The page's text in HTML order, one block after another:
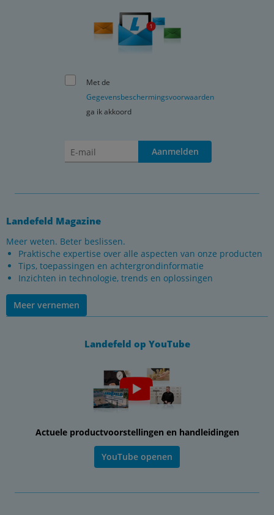
Met de
Gegevensbeschermingsvoorwaarden
ga ik akkoord
Aanmelden
Landefeld Magazine
Meer weten. Beter beslissen.
Praktische expertise over alle aspecten van onze producten
Tips, toepassingen en achtergrondinformatie
Inzichten in technologie, trends en oplossingen
Meer vernemen
Landefeld op YouTube
Actuele productvoorstellingen en handleidingen
YouTube openen